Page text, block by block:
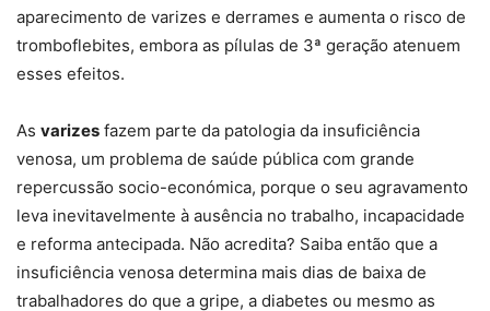
aparecimento de varizes e derrames e aumenta o risco de
tromboflebites, embora as pílulas de 3ª geração atenuem
esses efeitos.
As varizes fazem parte da patologia da insuficiência
venosa, um problema de saúde pública com grande
repercussão socio-económica, porque o seu agravamento
leva inevitavelmente à ausência no trabalho, incapacidade
e reforma antecipada. Não acredita? Saiba então que a
insuficiência venosa determina mais dias de baixa de
trabalhadores do que a gripe, a diabetes ou mesmo as